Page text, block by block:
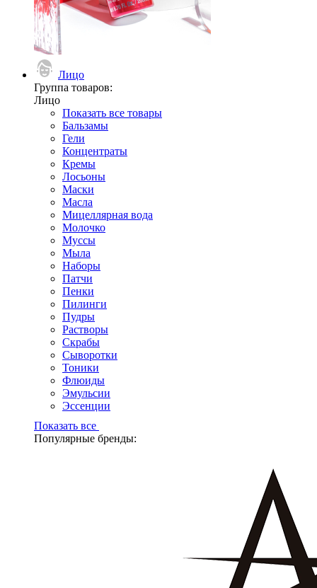
Лицо
Группа товаров:
Лицо
Показать все товары
Бальзамы
Гели
Концентраты
Кремы
Лосьоны
Маски
Масла
Мицеллярная вода
Молочко
Муссы
Мыла
Наборы
Патчи
Пенки
Пилинги
Пудры
Растворы
Скрабы
Сыворотки
Тоники
Флюиды
Эмульсии
Эссенции
Показать все
Популярные бренды: